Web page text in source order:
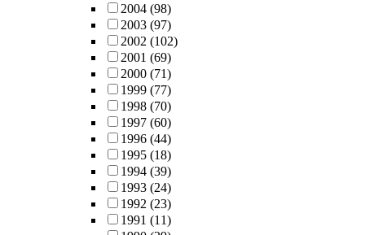
2004 (98)
2003 (97)
2002 (102)
2001 (69)
2000 (71)
1999 (77)
1998 (70)
1997 (60)
1996 (44)
1995 (18)
1994 (39)
1993 (24)
1992 (23)
1991 (11)